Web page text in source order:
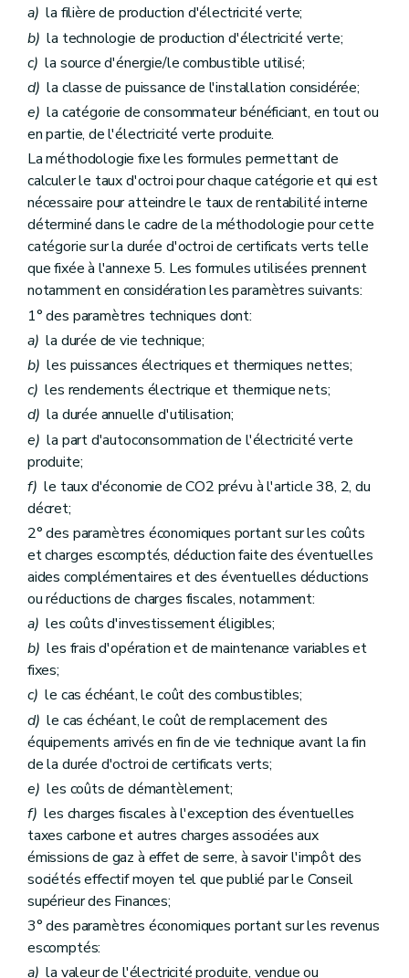
a) la filière de production d'électricité verte;
b) la technologie de production d'électricité verte;
c) la source d'énergie/le combustible utilisé;
d) la classe de puissance de l'installation considérée;
e) la catégorie de consommateur bénéficiant, en tout ou
en partie, de l'électricité verte produite.
La méthodologie fixe les formules permettant de
calculer le taux d'octroi pour chaque catégorie et qui est
nécessaire pour atteindre le taux de rentabilité interne
déterminé dans le cadre de la méthodologie pour cette
catégorie sur la durée d'octroi de certificats verts telle
que fixée à l'annexe 5. Les formules utilisées prennent
notamment en considération les paramètres suivants:
1° des paramètres techniques dont:
a) la durée de vie technique;
b) les puissances électriques et thermiques nettes;
c) les rendements électrique et thermique nets;
d) la durée annuelle d'utilisation;
e) la part d'autoconsommation de l'électricité verte
produite;
f) le taux d'économie de CO2 prévu à l'article 38, 2, du
décret;
2° des paramètres économiques portant sur les coûts
et charges escomptés, déduction faite des éventuelles
aides complémentaires et des éventuelles déductions
ou réductions de charges fiscales, notamment:
a) les coûts d'investissement éligibles;
b) les frais d'opération et de maintenance variables et
fixes;
c) le cas échéant, le coût des combustibles;
d) le cas échéant, le coût de remplacement des
équipements arrivés en fin de vie technique avant la fin
de la durée d'octroi de certificats verts;
e) les coûts de démantèlement;
f) les charges fiscales à l'exception des éventuelles
taxes carbone et autres charges associées aux
émissions de gaz à effet de serre, à savoir l'impôt des
sociétés effectif moyen tel que publié par le Conseil
supérieur des Finances;
3° des paramètres économiques portant sur les revenus
escomptés:
a) la valeur de l'électricité produite, vendue ou